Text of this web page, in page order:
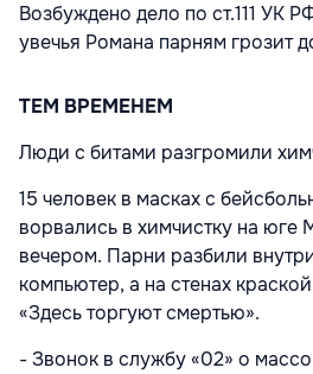
Возбуждено дело по ст.111 УК
увечья Романа парням грозит
ТЕМ ВРЕМЕНЕМ
Люди с битами разгромили
15 человек в масках с
ворвались в химчистку на юге
вечером. Парни разбили
компьютер, а на стенах
«Здесь торгуют смертью».
- Звонок в службу «02» о